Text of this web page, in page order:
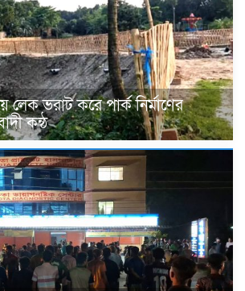
লেক ভরাট করে পার্ক নির্মাণের
কন্ঠ